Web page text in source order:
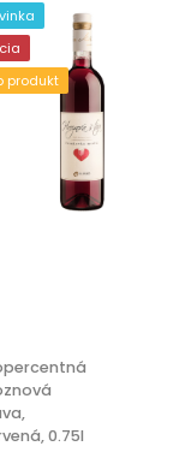
0.75l
produkt